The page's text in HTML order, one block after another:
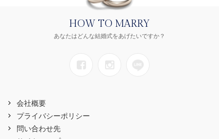
HOW TO MARRY
あなたはどんな結婚式をあげたいですか？
会社概要
プライバシーポリシー
問い合わせ先